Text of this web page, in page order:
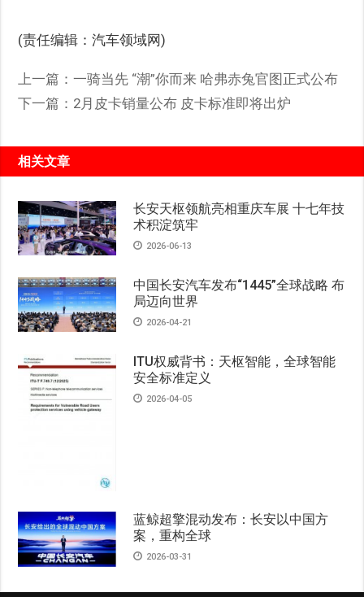
(责任编辑：汽车领域网)
上一篇：一骑当先 “潮”你而来 哈弗赤兔官图正式公布
下一篇： 2月皮卡销量公布 皮卡标准即将出炉
相关文章
长安天枢领航亮相重庆车展 十七年技
术积淀筑牢
2026-06-13
中国长安汽车发布“1445”全球战略 布
局迈向世界
2026-04-21
ITU权威背书：天枢智能，全球智能
安全标准定义
2026-04-05
蓝鲸超擎混动发布：长安以中国方
案，重构全球
2026-03-31